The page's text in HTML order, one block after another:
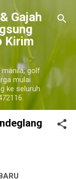
Gajah
Kirim
manila, golf
mulai
ke seluruh